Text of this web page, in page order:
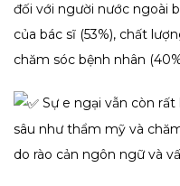
đối với người nước ngoài
của bác sĩ (53%), chất
chăm sóc bệnh nhân
Sự e ngại vẫn còn
sâu như thẩm mỹ và
do rào cản ngôn ngữ và